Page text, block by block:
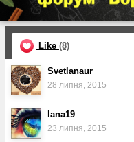
Like (8)
Svetlanaur
28 липня, 2015
lana19
23 липня, 2015